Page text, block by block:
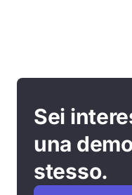
Sei
una
stesso.